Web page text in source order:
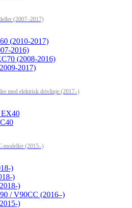
(2007–2017)
(2010-2017)
2016)
(2008-2016)
2017)
med elektrisk drivlinje (2017–)
modeller (2015–)
)
)
)
/ V90CC (2016–)
)